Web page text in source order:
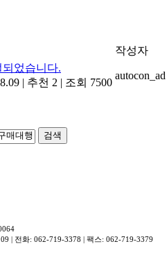
작성자
었습니다.
| 추천 2 | 조회 7500
autocon_ad
검색
| 전화: 062-719-3378 | 팩스: 062-719-3379